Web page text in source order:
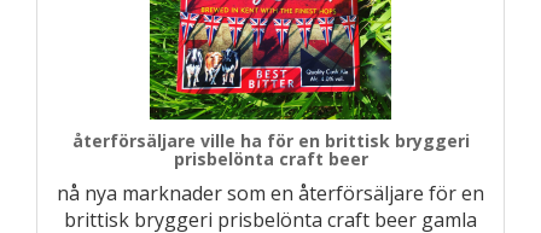
återförsäljare ville ha för en brittisk bryggeri
prisbelönta craft beer
nå nya marknader som en återförsäljare för en
brittisk bryggeri prisbelönta craft beer gamla